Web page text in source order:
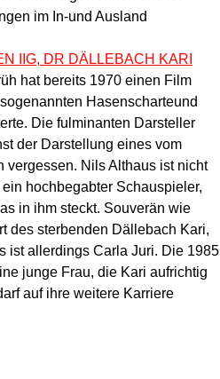
im In-und Ausland
IIG, DR DÄLLEBACH KARI
hat bereits 1970 einen Film
Hasenscharteund
Die fulminanten Darsteller
der Darstellung eines vom
vergessen. Nils Althaus ist nicht
hochbegabter Schauspieler,
in ihm steckt. Souverän wie
des sterbenden Dällebach Kari,
ist allerdings Carla Juri. Die 1985
junge Frau, die Kari aufrichtig
auf ihre weitere Karriere